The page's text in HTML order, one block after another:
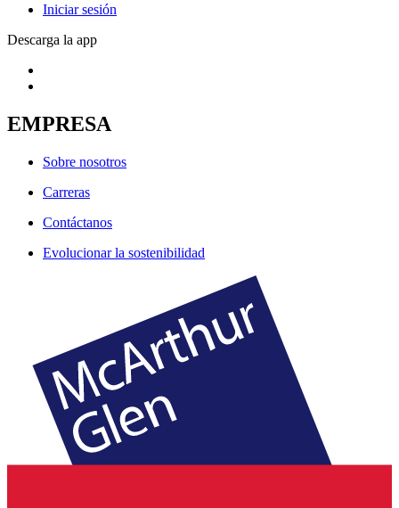
Iniciar sesión
Descarga la app
EMPRESA
Sobre nosotros
Carreras
Contáctanos
Evolucionar la sostenibilidad